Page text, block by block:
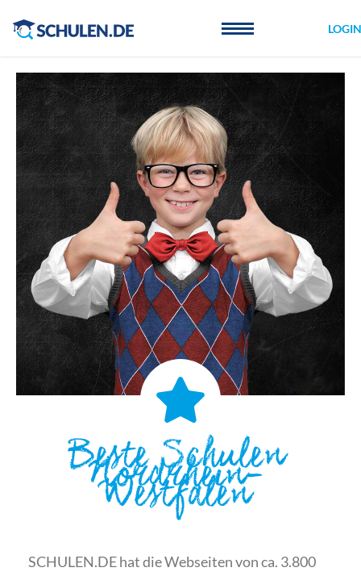
LOGIN
Beste Schulen
Nordrhein-
Westfalen
SCHULEN.DE hat die Webseiten von ca. 3.800